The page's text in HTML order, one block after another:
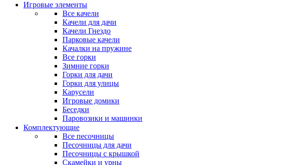
Игровые элементы
Все качели
Качели для дачи
Качели Гнездо
Парковые качели
Качалки на пружине
Все горки
Зимние горки
Горки для дачи
Горки для улицы
Карусели
Игровые домики
Беседки
Паровозики и машинки
Комплектующие
Все песочницы
Песочницы для дачи
Песочницы с крышкой
Скамейки и урны